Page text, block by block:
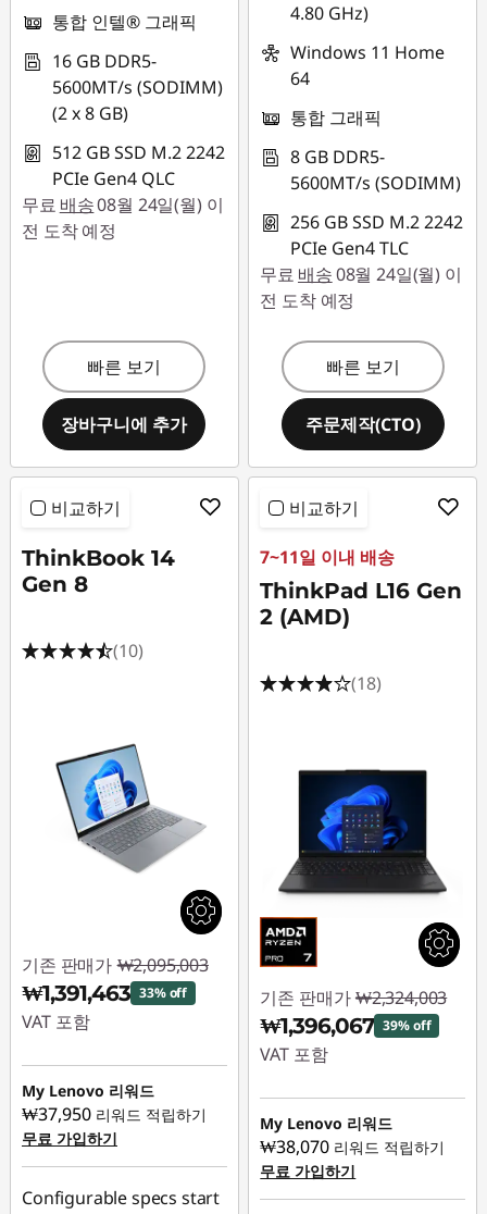
통합 인텔® 그래픽
16 GB DDR5-
5600MT/s (SODIMM)
(2 x 8 GB)
512 GB SSD M.2 2242
PCIe Gen4 QLC
무료 배송08월 24일(월) 이
전 도착 예정
빠른 보기
장바구니에 추가
4.80 GHz)
Windows 11 Home
64
통합 그래픽
8 GB DDR5-
5600MT/s (SODIMM)
256 GB SSD M.2 2242
PCIe Gen4 TLC
무료 배송08월 24일(월) 이
전 도착 예정
빠른 보기
주문제작(CTO)
비교하기
ThinkBook 14
Gen 8
(10)
기존 판매가 ₩2,095,003
₩1,391,463 33% off
VAT 포함
즉시 할인: :-
₩703,540
My Lenovo 리워드
₩37,950 리워드 적립하기
무료 가입하기
Configurable specs start
비교하기
7~11일 이내 배송
ThinkPad L16 Gen
2 (AMD)
(18)
기존 판매가 ₩2,324,003
₩1,396,067 39% off
VAT 포함
즉시 할인: :-
₩927,936
My Lenovo 리워드
₩38,070 리워드 적립하기
무료 가입하기